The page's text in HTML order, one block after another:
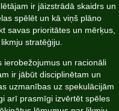
ir jāizstrādā skaidrs un
spēlēt un kā viņš plāno
savas prioritātes un mērķus,
stratēģiju.
ierobežojumus un racionāli
ir jābūt disciplinētam un
uzmanības uz spekulācijām
arī prasmīgi izvērtēt spēles